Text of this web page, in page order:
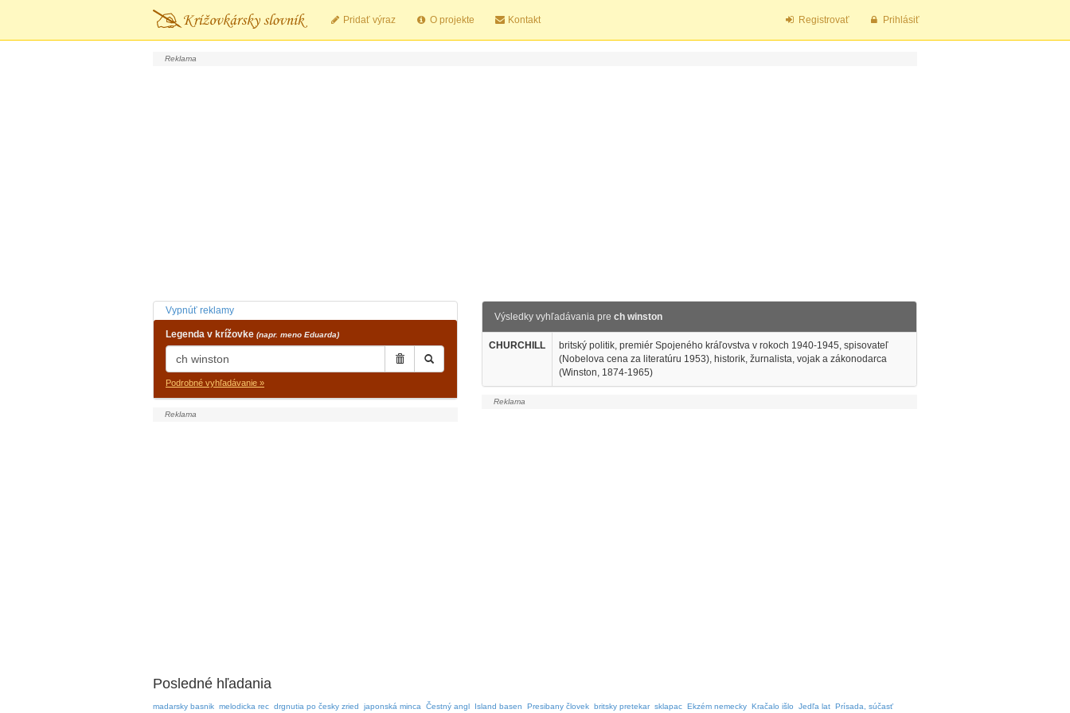
Pridať výraz O projekte Kontakt Registrovať Prihlásiť
Vypnúť reklamy
Legenda v krížovke (napr. meno Eduarda)
Podrobné vyhľadávanie »
Výsledky vyhľadávania pre ch winston
CHURCHILL
britský politik, premiér Spojeného kráľovstva v rokoch 1940-1945, spisovateľ
(Nobelova cena za literatúru 1953), historik, žurnalista, vojak a zákonodarca
(Winston, 1874-1965)
Posledné hľadania
madarsky basnik melodicka rec drgnutia po česky zried japonská minca Čestný angl Island basen Presibany človek britsky pretekar sklapac Ekzém nemecky Kračalo išlo Jedľa lat Prísada, súčasť